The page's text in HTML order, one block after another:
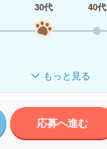
30代 40代
もっと見る
応募へ進む